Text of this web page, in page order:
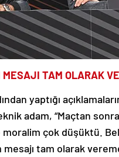
MESAJI TAM OLARAK
yaptığı
adam, “Maçtan
çok düşüktü.
tam olarak